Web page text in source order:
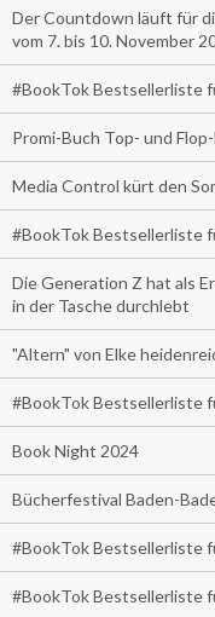
Der Countdown läuft für
vom 7. bis 10. November
#BookTok Bestsellerliste
Promi-Buch Top- und
Media Control kürt den
#BookTok Bestsellerliste
Die Generation Z hat als
in der Tasche durchlebt
"Altern" von Elke
#BookTok Bestsellerliste
Book Night 2024
Bücherfestival Baden-
#BookTok Bestsellerliste
#BookTok Bestsellerliste